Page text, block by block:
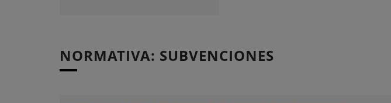
NORMATIVA: SUBVENCIONES